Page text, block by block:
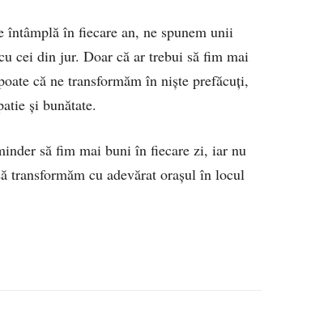
în fiecare an, ne spunem unii
cei din jur. Doar că ar trebui să fim mai
că ne transformăm în niște prefăcuți,
și bunătate.
să fim mai buni în fiecare zi, iar nu
transformăm cu adevărat orașul în locul